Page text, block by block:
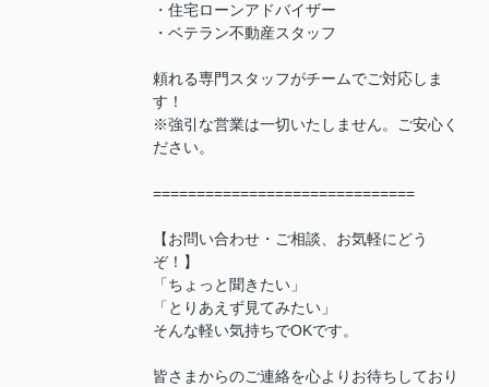
・住宅ローンアドバイザー
・ベテラン不動産スタッフ
頼れる専門スタッフがチームでご対応しま
す！
※強引な営業は一切いたしません。ご安心く
ださい。
==============================
【お問い合わせ・ご相談、お気軽にどう
ぞ！】
「ちょっと聞きたい」
「とりあえず見てみたい」
そんな軽い気持ちでOKです。
皆さまからのご連絡を心よりお待ちしており